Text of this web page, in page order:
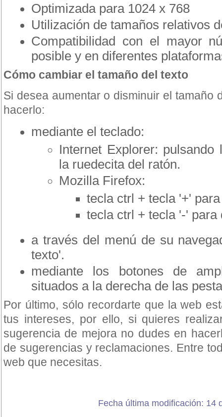
Optimizada para 1024 x 768
Utilización de tamaños relativos
Compatibilidad con el mayor
posible y en diferentes
Cómo cambiar el tamaño del texto
Si desea aumentar o disminuir el tamaño
hacerlo:
mediante el teclado:
Internet Explorer:
la ruedecita del ratón.
Mozilla Firefox:
tecla ctrl + tecla '+'
tecla ctrl + tecla '-' para
a través del menú de su
texto'.
mediante los botones de
situados a la derecha de las
Por último, sólo recordarte que la web
tus intereses, por ello, si quieres
sugerencia de mejora no dudes en
de sugerencias y reclamaciones. Entre
web que necesitas.
Fecha última modificación: 14